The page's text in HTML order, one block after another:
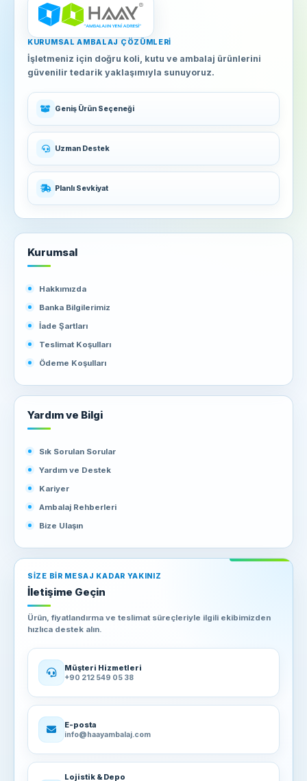
KURUMSAL AMBALAJ ÇÖZÜMLERI
İşletmeniz için doğru koli, kutu ve ambalaj ürünlerini
güvenilir tedarik yaklaşımıyla sunuyoruz.
Geniş Ürün Seçeneği
Uzman Destek
Planlı Sevkiyat
Kurumsal
Hakkımızda
Banka Bilgilerimiz
İade Şartları
Teslimat Koşulları
Ödeme Koşulları
Yardım ve Bilgi
Sık Sorulan Sorular
Yardım ve Destek
Kariyer
Ambalaj Rehberleri
Bize Ulaşın
SIZE BIR MESAJ KADAR YAKINIZ
İletişime Geçin
Ürün, fiyatlandırma ve teslimat süreçleriyle ilgili ekibimizden
hızlıca destek alın.
Müşteri Hizmetleri
+90 212 549 05 38
E-posta
info@haayambalaj.com
Lojistik & Depo